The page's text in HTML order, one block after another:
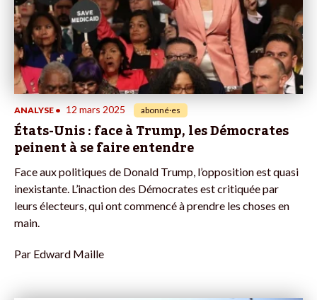
ANALYSE • 12 mars 2025 abonné·es
États-Unis : face à Trump, les Démocrates
peinent à se faire entendre
Face aux politiques de Donald Trump, l’opposition est quasi
inexistante. L’inaction des Démocrates est critiquée par
leurs électeurs, qui ont commencé à prendre les choses en
main.
Par Edward Maille